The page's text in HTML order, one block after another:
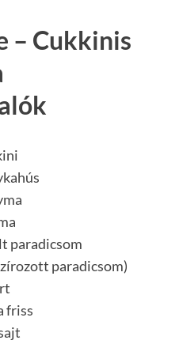
– Cukkinis
paradicsom
paradicsom)
friss